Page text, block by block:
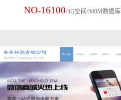
NO-16100/5G空间/500M数据库